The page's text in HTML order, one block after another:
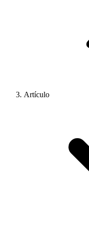
Artículo